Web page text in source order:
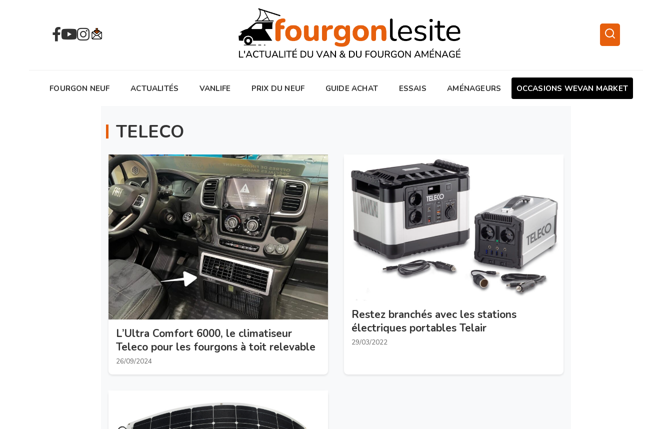
FOURGON NEUF ACTUALITÉS VANLIFE PRIX DU NEUF GUIDE ACHAT ESSAIS AMÉNAGEURS OCCASIONS WEVAN MARKET
TELECO
L’Ultra Comfort 6000, le climatiseur
Teleco pour les fourgons à toit relevable
26/09/2024
Restez branchés avec les stations
électriques portables Telair
29/03/2022